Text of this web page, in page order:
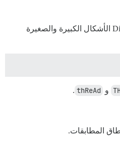
بشكل افتراضي، يطابق Discourse الأشكال الكبيرة والصغيرة
و thReAd
.
المطابقات.